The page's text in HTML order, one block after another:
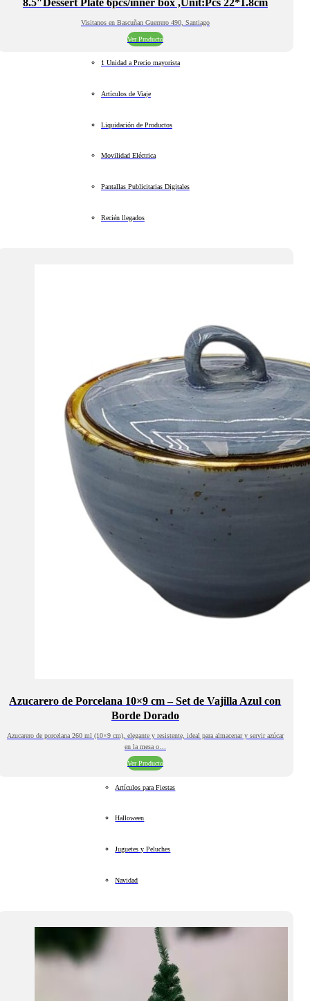
Visitanos en Bascuñan Guerrero 490, Santiago
Ver Producto
1 Unidad a Precio mayorista
Artículos de Viaje
Liquidación de Productos
Movilidad Eléctrica
Pantallas Publicitarias Digitales
Recién llegados
Azucarero de Porcelana 10×9 cm – Set de Vajilla Azul con
Borde Dorado
Azucarero de porcelana 260 ml (10×9 cm), elegante y resistente, ideal para almacenar y servir azúcar
en la mesa o…
Ver Producto
Artículos para Fiestas
Halloween
Juguetes y Peluches
Navidad